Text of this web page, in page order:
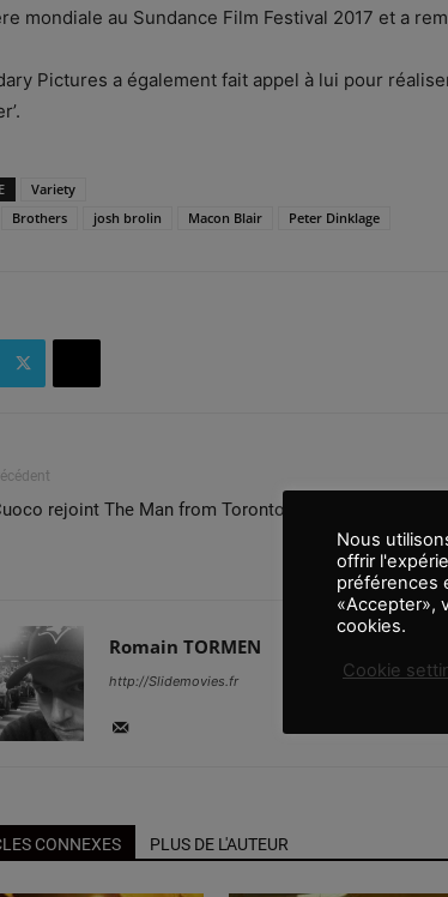
mondiale au Sundance Film Festival 2017 et a
Pictures a également fait appel à lui pour
Variety
Brothers josh brolin Macon Blair Peter Dinklage
rejoint The Man from Toronto
Romain TORMEN
http://Slidemovies.fr
CONNEXES PLUS DE L'AUTEUR
Nous
offrir
préférences
«Accepter»,
cookies.
Cookie